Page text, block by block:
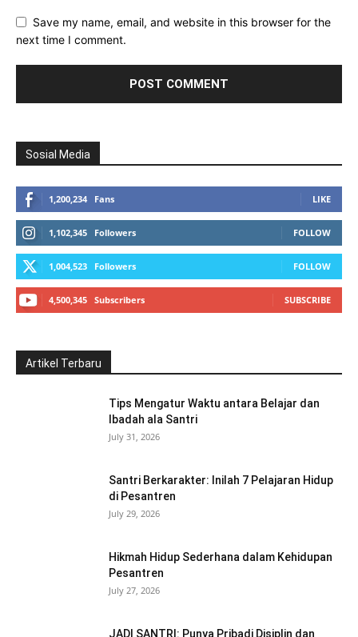
Save my name, email, and website in this browser for the
next time I comment.
Sosial Media
1,200,234 Fans LIKE
1,102,345 Followers FOLLOW
1,004,523 Followers FOLLOW
4,500,345 Subscribers SUBSCRIBE
Artikel Terbaru
Tips Mengatur Waktu antara Belajar dan
Ibadah ala Santri
July 31, 2026
Santri Berkarakter: Inilah 7 Pelajaran Hidup
di Pesantren
July 29, 2026
Hikmah Hidup Sederhana dalam Kehidupan
Pesantren
July 27, 2026
JADI SANTRI: Punya Pribadi Disiplin dan